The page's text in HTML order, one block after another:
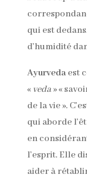
qui est
d’humidité
Ayurvedaest
« veda» «
de la vie ».
qui aborde
en
l’esprit. Elle
aider à